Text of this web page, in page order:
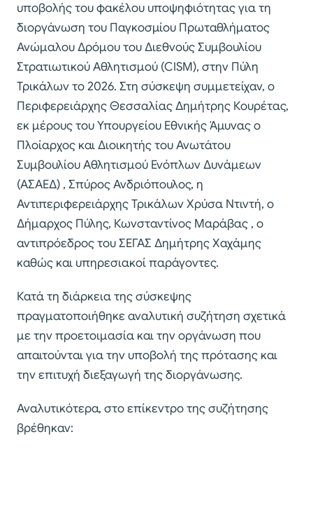
υποβολής του φακέλου υποψηφιότητας για τη
διοργάνωση του Παγκοσμίου Πρωταθλήματος
Ανώμαλου Δρόμου του Διεθνούς Συμβουλίου
Στρατιωτικού Αθλητισμού (CISM), στην Πύλη
Τρικάλων το 2026. Στη σύσκεψη συμμετείχαν, ο
Περιφερειάρχης Θεσσαλίας Δημήτρης Κουρέτας,
εκ μέρους του Υπουργείου Εθνικής Άμυνας ο
Πλοίαρχος και Διοικητής του Ανωτάτου
Συμβουλίου Αθλητισμού Ενόπλων Δυνάμεων
(ΑΣΑΕΔ) , Σπύρος Ανδριόπουλος, η
Αντιπεριφερειάρχης Τρικάλων Χρύσα Ντιντή, ο
Δήμαρχος Πύλης, Κωνσταντίνος Μαράβας , ο
αντιπρόεδρος του ΣΕΓΑΣ Δημήτρης Χαχάμης
καθώς και υπηρεσιακοί παράγοντες.
Κατά τη διάρκεια της σύσκεψης
πραγματοποιήθηκε αναλυτική συζήτηση σχετικά
με την προετοιμασία και την οργάνωση που
απαιτούνται για την υποβολή της πρότασης και
την επιτυχή διεξαγωγή της διοργάνωσης.
Αναλυτικότερα, στο επίκεντρο της συζήτησης
βρέθηκαν: